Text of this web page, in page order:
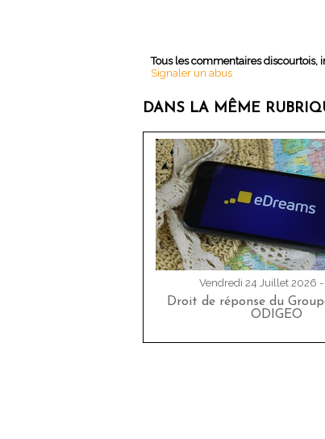
Tous les commentaires
Signaler un abus
DANS LA MÊME
Vendredi 24 Juillet 2026 -
Droit de réponse du
ODIGEO